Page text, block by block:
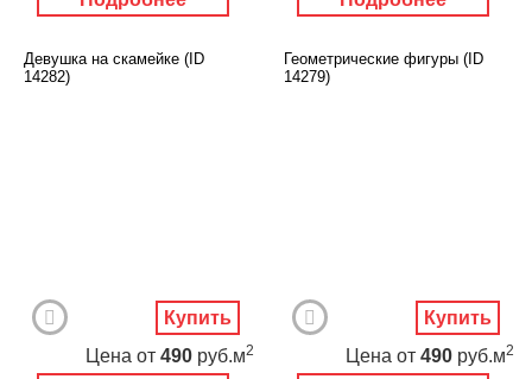
Девушка на скамейке (ID
14282)
Цена от 490 руб.м2
Купить
Геометрические фигуры (ID
14279)
Цена от 490 руб.м2
Купить